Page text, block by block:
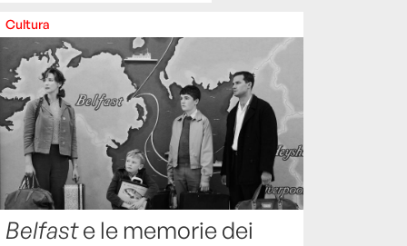
Cultura
Belfaste le memorie dei